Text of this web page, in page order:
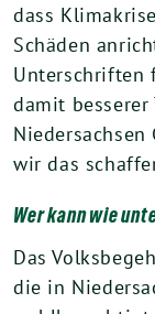
dass
Schäden
Unterschriften
damit
wir das
Wer kann wie
Das
die in